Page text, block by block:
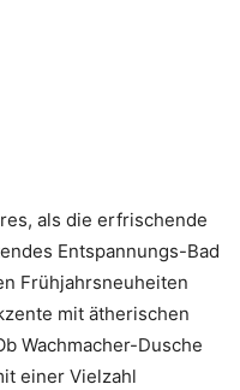
als die erfrischende
Entspannungs-Bad
Frühjahrsneuheiten
mit ätherischen
Wachmacher-Dusche
einer Vielzahl